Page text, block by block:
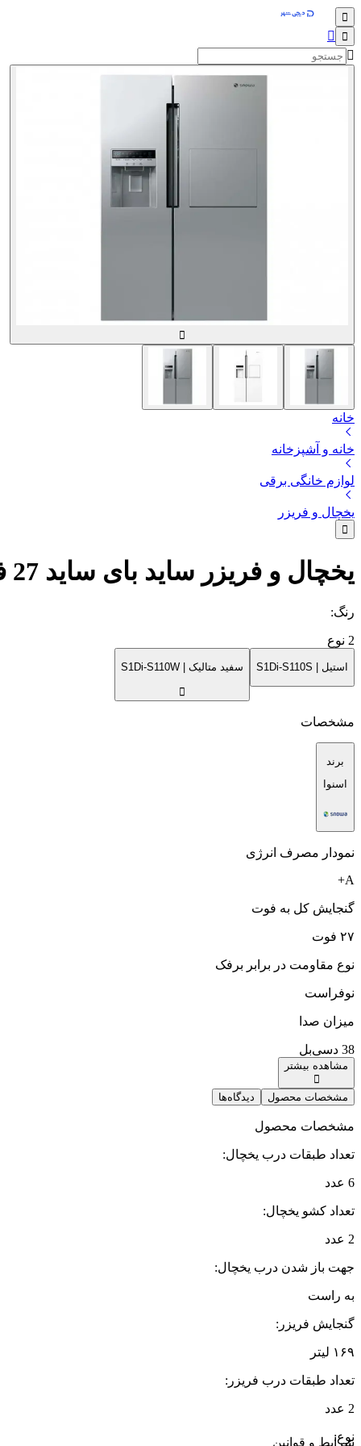
خانه
خانه و آشپزخانه
لوازم خانگی برقی
یخچال و فریزر
یخچال و فریزر ساید بای ساید 27 فوت اسنوا مدل S1Di-S110
رنگ:
2 نوع
استیل | S1Di-S110S سفید متالیک | S1Di-S110W
مشخصات
برند
اسنوا
نمودار مصرف انرژی
A+
گنجایش کل به فوت
۲۷ فوت
نوع مقاومت در برابر برفک
نوفراست
میزان صدا
38 دسی‌بل
مشاهده بیشتر
مشخصات محصول دیدگاه‌ها
مشخصات محصول
تعداد طبقات درب یخچال:
6 عدد
تعداد کشو یخچال:
2 عدد
جهت باز شدن درب یخچال:
به راست
گنجایش فریزر :
۱۶۹ لیتر
تعداد طبقات درب فریزر :
2 عدد
نوع:
شرایط و قوانین